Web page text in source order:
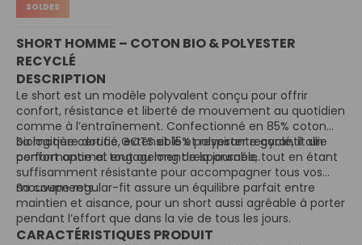
SOLDES
SHORT HOMME – COTON BIO & POLYESTER
RECYCLÉ
DESCRIPTION
Le short est un modèle polyvalent conçu pour offrir
confort, résistance et liberté de mouvement au quotidien
comme à l’entraînement. Confectionné en 85% coton
biologique certifié GOTS et 15% polyester recyclé, il allie
performance et engagement responsable.
Sa matière douce, extensible et respirante garantit un
confort optimal tout au long de la journée, tout en étant
suffisamment résistante pour accompagner tous vos
mouvements.
Sa coupe regular-fit assure un équilibre parfait entre
maintien et aisance, pour un short aussi agréable à porter
pendant l’effort que dans la vie de tous les jours.
CARACTÉRISTIQUES PRODUIT